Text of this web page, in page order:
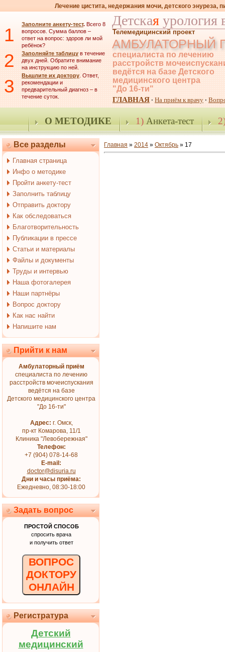
Лечение цистита, недержания мочи, детского энуреза,
1 Заполните анкету-тест. Всего 8
вопросов. Сумма баллов –
ответ на вопрос: здоров ли мой
ребёнок?
2 Заполняйте таблицу в течение
двух дней. Обратите внимание
на инструкцию по ней.
3 Вышлите их доктору. Ответ,
рекомендации и
предварительный диагноз – в
течение суток.
Детская урология
Телемедицинский проект
АМБУЛАТОРНЫЙ
специалиста по лечению
расстройств
ведётся на базе Детского
медицинского центра
"До 16-ти"
ГЛАВНАЯ · На приём к врачу ·
О МЕТОДИКЕ 1)Анкета-тест
Все разделы
Главная страница
Инфо о методике
Пройти анкету-тест
Заполнить таблицу
Отправить доктору
Как обследоваться
Благотворительность
Публикации в прессе
Статьи и материалы
Файлы и документы
Труды и интервью
Наша фотогалерея
Наши партнёры
Вопрос доктору
Как нас найти
Напишите нам
Прийти к нам
Амбулаторный приём
специалиста по лечению
расстройств мочеиспускания
ведётся на базе
Детского медицинского центра
"До 16-ти"
Адрес: г. Омск,
пр-кт Комарова, 11/1
Клиника "Левобережная"
Телефон:
+7 (904) 078-14-68
E-mail:
doctor@disuria.ru
Дни и часы приёма:
Ежедневно, 08:30-18:00
Задать вопрос
ПРОСТОЙ СПОСОБ
спросить врача
и получить ответ
ВОПРОС
ДОКТОРУ
ОНЛАЙН
Регистратура
Детский
медицинский
Главная » 2014 » Октябрь » 17